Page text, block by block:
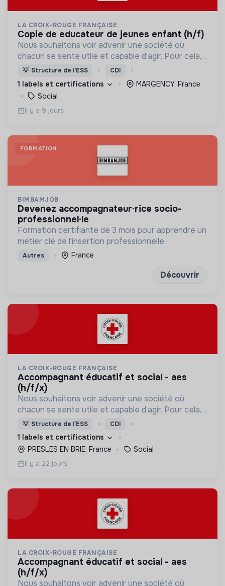
LA CROIX-ROUGE FRANÇAISE
copie de educateur de jeunes enfant (h/f)
Nous souhaitons voir advenir une société où
chacun se sente utile et capable d’agir. Pour cela,
nous proposons des moyens et des lieux
d’engagement innovants et adaptés à tous.
💡 Structure de l’ESS CDI
1 labels et certifications
MARGENCY, France
Social
Il y a 9 jours
FORMATION
BIMBAMJOB
devenez accompagnateur·rice socio-
professionnel·le
Formation certifiante de 3 mois pour apprendre un
métier clé de l'insertion professionnelle
Autres France
Découvrir
LA CROIX-ROUGE FRANÇAISE
accompagnant éducatif et social - aes
(h/f/x)
Nous souhaitons voir advenir une société où
chacun se sente utile et capable d’agir. Pour cela,
nous proposons des moyens et des lieux
d’engagement innovants et adaptés à tous.
💡 Structure de l’ESS CDI
1 labels et certifications
PRESLES EN BRIE, France
Social
Il y a 22 jours
LA CROIX-ROUGE FRANÇAISE
accompagnant éducatif et social - aes
(h/f/x)
Nous souhaitons voir advenir une société où